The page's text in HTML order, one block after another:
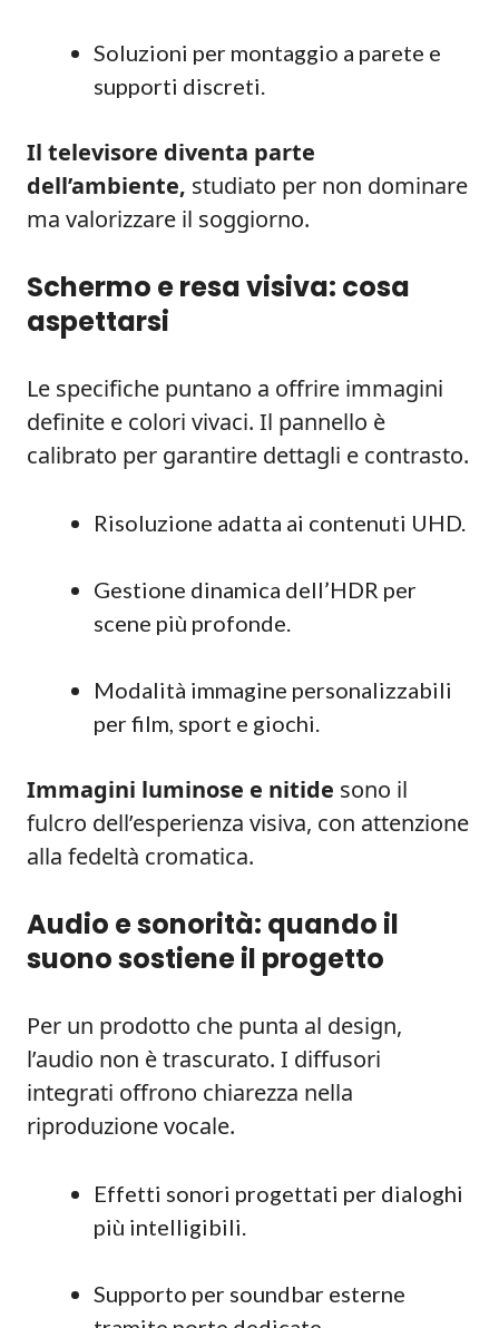
Soluzioni per montaggio a parete e
supporti discreti.
Il televisore diventa parte
dell’ambiente, studiato per non dominare
ma valorizzare il soggiorno.
Schermo e resa visiva: cosa
aspettarsi
Le specifiche puntano a offrire immagini
definite e colori vivaci. Il pannello è
calibrato per garantire dettagli e contrasto.
Risoluzione adatta ai contenuti UHD.
Gestione dinamica dell’HDR per
scene più profonde.
Modalità immagine personalizzabili
per film, sport e giochi.
Immagini luminose e nitide sono il
fulcro dell’esperienza visiva, con attenzione
alla fedeltà cromatica.
Audio e sonorità: quando il
suono sostiene il progetto
Per un prodotto che punta al design,
l’audio non è trascurato. I diffusori
integrati offrono chiarezza nella
riproduzione vocale.
Effetti sonori progettati per dialoghi
più intelligibili.
Supporto per soundbar esterne